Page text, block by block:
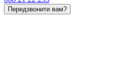
Передзвонити вам?